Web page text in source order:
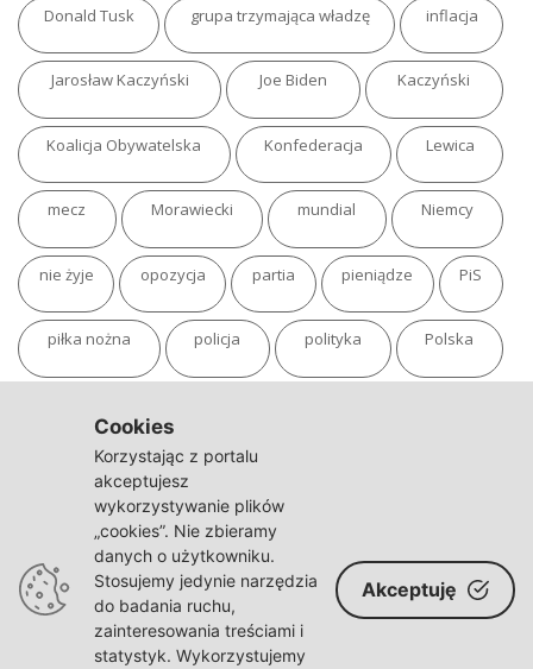
Donald Tusk grupa trzymająca władzę inflacja
Jarosław Kaczyński Joe Biden Kaczyński
Koalicja Obywatelska Konfederacja Lewica
mecz Morawiecki mundial Niemcy
nie żyje opozycja partia pieniądze PiS
piłka nożna policja polityka Polska
sąd TVN
Warszawa wojna
wybory wypadek Władimir Putin zdrowie
Cookies
Korzystając z portalu
akceptujesz
wykorzystywanie plików
„cookies”. Nie zbieramy
danych o użytkowniku.
Stosujemy jedynie narzędzia
do badania ruchu,
zainteresowania treściami i
statystyk. Wykorzystujemy
Akceptuję